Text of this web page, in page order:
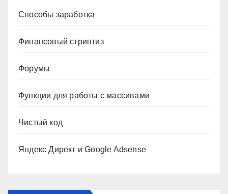
Способы заработка
Финансовый стриптиз
Форумы
Функции для работы с массивами
Чистый код
Яндекс Директ и Google Adsense